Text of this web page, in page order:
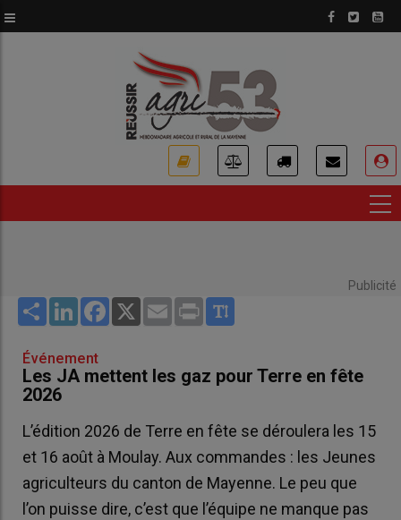
au
Publicité
Share LinkedInFacebook
X Email Print
Événement
Les JA mettent les gaz pour Terre en fête
2026
L’édition 2026 de Terre en fête se déroulera les 15
et 16 août à Moulay. Aux commandes : les Jeunes
agriculteurs du canton de Mayenne. Le peu que
l’on puisse dire, c’est que l’équipe ne manque pas